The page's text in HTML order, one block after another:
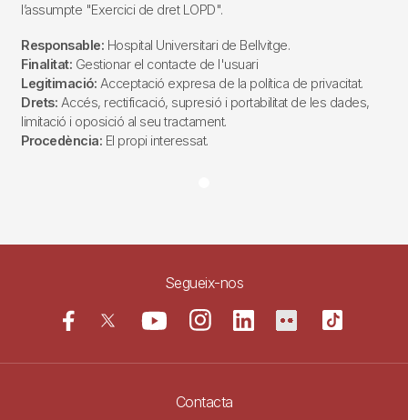
l’assumpte "Exercici de dret LOPD".
Responsable: Hospital Universitari de Bellvitge.
Finalitat: Gestionar el contacte de l'usuari
Legitimació: Acceptació expresa de la política de privacitat.
Drets: Accés, rectificació, supresió i portabilitat de les dades,
limitació i oposició al seu tractament.
Procedència: El propi interessat.
Segueix-nos
Contacta